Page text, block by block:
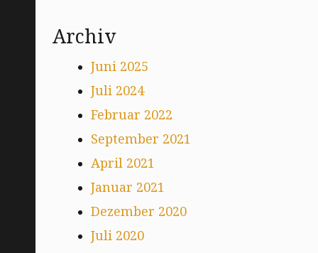
Archiv
Juni 2025
Juli 2024
Februar 2022
September 2021
April 2021
Januar 2021
Dezember 2020
Juli 2020